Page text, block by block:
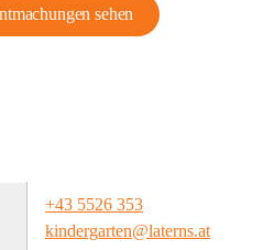
sehen
+43 5526 353
kindergarten@laterns.at